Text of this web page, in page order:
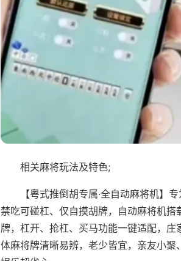
相关麻将玩法及特色;
【粤式推倒胡专属·全自动麻将机】
禁吃可碰杠、仅自摸胡牌，自动麻将机
牌，杠开、抢杠、买马功能一键适配，
体麻将牌清晰易辨，老少皆宜，亲友小